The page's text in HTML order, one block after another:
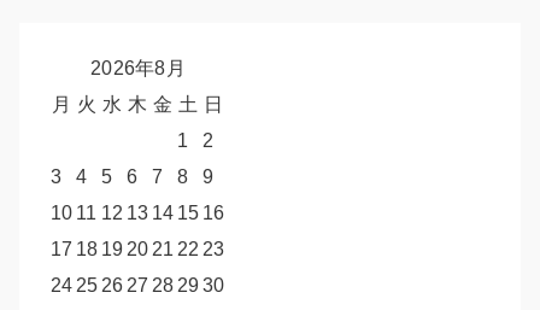
2026年8月
月 火 水 木 金 土 日
1
2
3
4 5 6 7 8
9
10 11 12 13 14 15 16
17 18 19 20 21 22 23
24 25 26 27 28 2930